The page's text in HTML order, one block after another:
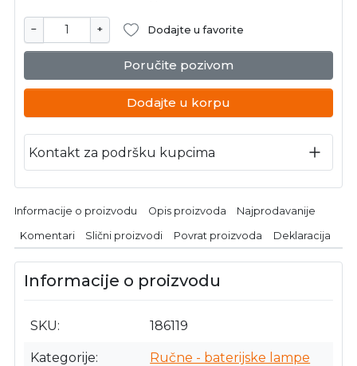
− + Dodajte u favorite
Poručite pozivom
Dodajte u korpu
Kontakt za podršku kupcima
Informacije o proizvodu Opis proizvoda Najprodavanije
Komentari Slični proizvodi Povrat proizvoda Deklaracija
Informacije o proizvodu
SKU 186119
Kategorije Ručne - baterijske lampe